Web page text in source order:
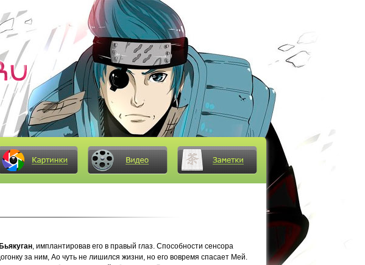
, имплантировав его в правый глаз. Способности сенсора
за ним, Ао чуть не лишился жизни, но его вовремя спасает Мей.